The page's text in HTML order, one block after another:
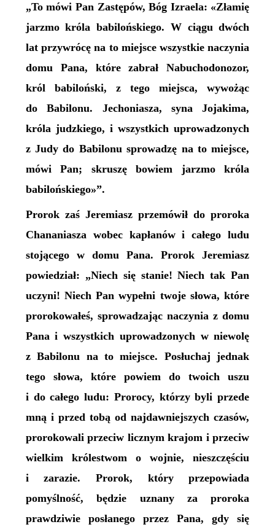
„To mówi Pan Zastępów, Bóg Izraela: «Złamię
jarzmo króla babilońskiego. W ciągu dwóch
lat przywrócę na to miejsce wszystkie naczynia
domu Pana, które zabrał Nabuchodonozor,
król babiloński, z tego miejsca, wywożąc
do Babilonu. Jechoniasza, syna Jojakima,
króla judzkiego, i wszystkich uprowadzonych
z Judy do Babilonu sprowadzę na to miejsce,
mówi Pan; skruszę bowiem jarzmo króla
babilońskiego»”.
Prorok zaś Jeremiasz przemówił do proroka
Chananiasza wobec kapłanów i całego ludu
stojącego w domu Pana. Prorok Jeremiasz
powiedział: „Niech się stanie! Niech tak Pan
uczyni! Niech Pan wypełni twoje słowa, które
prorokowałeś, sprowadzając naczynia z domu
Pana i wszystkich uprowadzonych w niewolę
z Babilonu na to miejsce. Posłuchaj jednak
tego słowa, które powiem do twoich uszu
i do całego ludu: Prorocy, którzy byli przede
mną i przed tobą od najdawniejszych czasów,
prorokowali przeciw licznym krajom i przeciw
wielkim królestwom o wojnie, nieszczęściu
i zarazie. Prorok, który przepowiada
pomyślność, będzie uznany za proroka
prawdziwie posłanego przez Pana, gdy się